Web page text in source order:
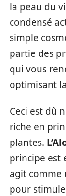
la peau du
condensé
simple
partie des
qui vous
optimisant
Ceci est dû
riche en
plantes.
principe est
agit
pour